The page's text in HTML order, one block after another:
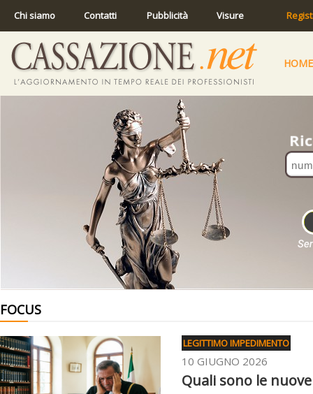
Chi siamo Contatti Pubblicità Visure
HOME
FOCUS
LEGITTIMO IMPEDIMENTO
10 GIUGNO 2026
Quali sono le